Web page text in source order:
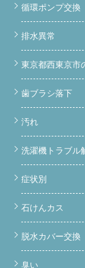
この記事の目
出たら要注意サ
に依頼するとど
の流れ 対応エリ
洗濯槽の周りが
ドラム式洗濯乾
りやすい場所が
循環ポンプ交換
排水異常
東京都西東京市
歯ブラシ落下
汚れ
洗濯機トラブル
症状別
石けんカス
脱水カバー交換
臭い